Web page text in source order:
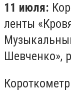
11 июля:
ленты
Шевченко»,